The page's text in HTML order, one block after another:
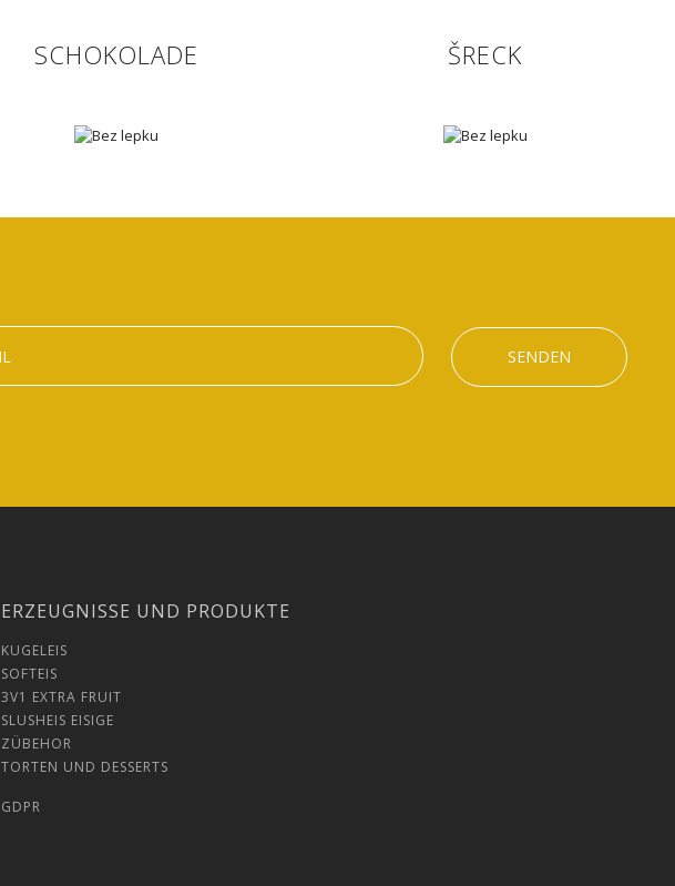
SCHOKOLADE ŠRECK
SENDEN
ERZEUGNISSE UND PRODUKTE
KUGELEIS
SOFTEIS
3V1 EXTRA FRUIT
SLUSHEIS EISIGE
ZÜBEHOR
TORTEN UND DESSERTS
GDPR